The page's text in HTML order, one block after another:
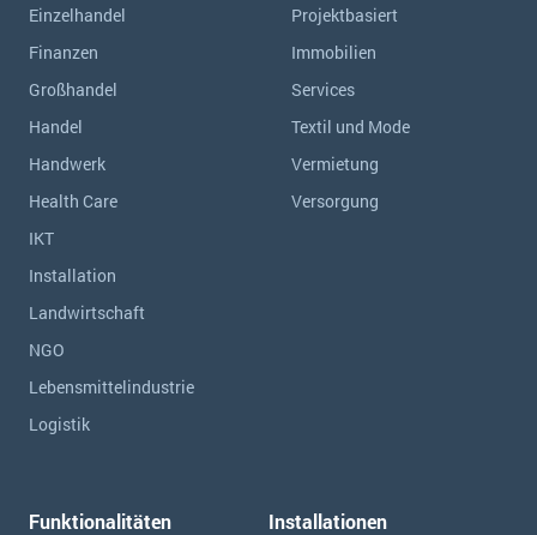
Einzelhandel
Finanzen
Großhandel
Handel
Handwerk
Health Care
IKT
Installation
Landwirtschaft
NGO
Lebensmittelindustrie
Logistik
Projektbasiert
Immobilien
Services
Textil und Mode
Vermietung
Versorgung
Funktionalitäten Installationen